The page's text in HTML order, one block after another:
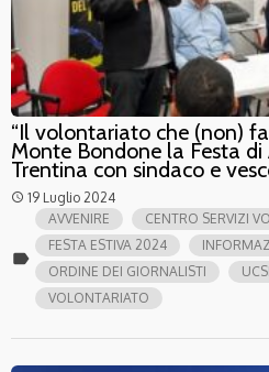
“Il volontariato che (non)
Monte Bondone la Festa di
Trentina con sindaco e
access_time 19 Luglio 2024
label
AVVENIRE
CENTRO SERVIZI
FESTA ESTIVA 2024
ORDINE DEI GIORNALISTI
UCSI
VOLONTARIATO